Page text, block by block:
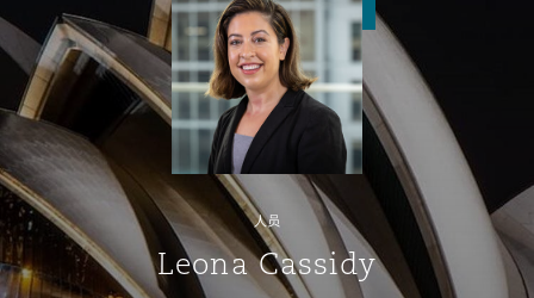
Carrier Liability
Commerical Dispute
Debt Recovery
业与咨询 公司
企业、商业与合规保险
数据保护与隐私权
议解决
Commercial Disputes
Commercial Litigation
源、海洋与贸易
Marine
Trade & Commodities
Casualty
Corporate, Commercial &
Insurance
Cyber Risk
环境保护法
基础设施
PPP/PFI
Compliance
External Investigations
Financial Services
Code
& Co Newton - 解锁智能索赔新模式
议融资
普敦
累斯萨拉姆
翰内斯堡
京
里斯班
庆
西哥城
约热内卢
地亚哥 – 联营办公室
罗
哈
拜
士顿
尔加里
加哥
尔法斯特
明翰
里斯托尔
人员
Leona Cassidy